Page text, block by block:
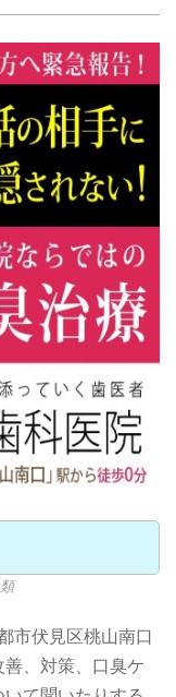
市伏見区桃山南口
、対策、口臭ケ